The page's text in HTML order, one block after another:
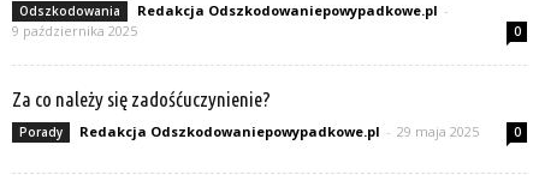
Odszkodowania Redakcja Odszkodowaniepowypadkowe.pl -
9 października 2025
0
Za co należy się zadośćuczynienie?
Porady Redakcja Odszkodowaniepowypadkowe.pl - 29 maja 2025 0